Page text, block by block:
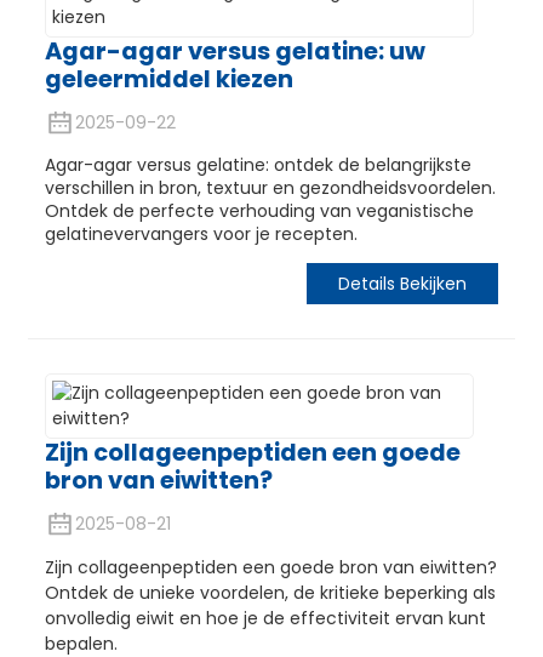
Agar-agar versus gelatine: uw
geleermiddel kiezen
2025-09-22
Agar-agar versus gelatine: ontdek de belangrijkste
verschillen in bron, textuur en gezondheidsvoordelen.
Ontdek de perfecte verhouding van veganistische
gelatinevervangers voor je recepten.
Details Bekijken
Zijn collageenpeptiden een goede
bron van eiwitten?
2025-08-21
Zijn collageenpeptiden een goede bron van eiwitten?
Ontdek de unieke voordelen, de kritieke beperking als
onvolledig eiwit en hoe je de effectiviteit ervan kunt
bepalen.